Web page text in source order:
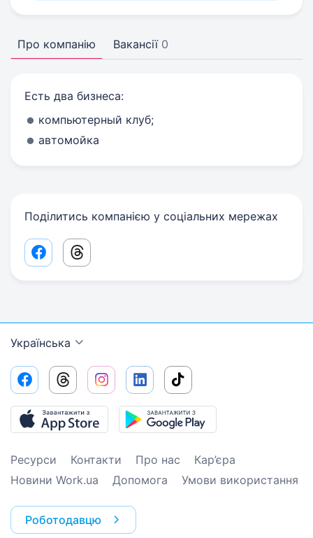
Про компанію Вакансії 0
Есть два бизнеса:
компьютерный клуб;
автомойка
Поділитись компанією у соціальних мережах
Facebook share link
Threads share link
Українська
Ресурси Контакти Про нас
Кар’єра
Новини Work.ua
Допомога Умови використання
Роботодавцю